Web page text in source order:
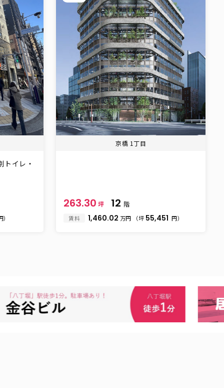
トイレ・
）
京橋 1丁目
263.30 坪 12 階
賃料 1,460.02 万円 （坪 55,451 円）